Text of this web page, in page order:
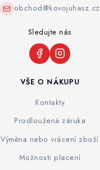
VŠE O NÁKUPU
Kontakty
Prodloužená záruka
Výměna nebo vrácení zboží
Možnosti placení
obchod@kovojuhasz.cz
Sledujte nás